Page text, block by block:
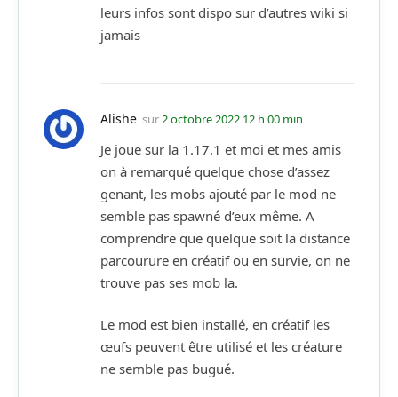
leurs infos sont dispo sur d’autres wiki si
jamais
Alishe sur2 octobre 2022 12 h 00 min
Je joue sur la 1.17.1 et moi et mes amis
on à remarqué quelque chose d’assez
genant, les mobs ajouté par le mod ne
semble pas spawné d’eux même. A
comprendre que quelque soit la distance
parcourure en créatif ou en survie, on ne
trouve pas ses mob la.
Le mod est bien installé, en créatif les
œufs peuvent être utilisé et les créature
ne semble pas bugué.